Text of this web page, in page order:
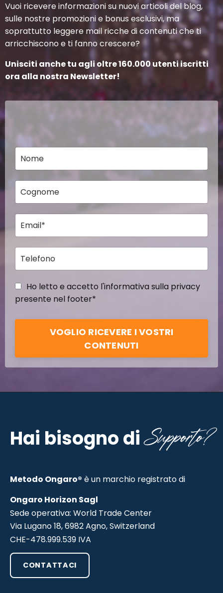
Vuoi ricevere informazioni su nuovi articoli del blog,
sulle nostre promozioni e bonus esclusivi, ma
soprattutto leggere mail ricche di contenuti che ti
arricchiscono e ti fanno crescere?
Unisciti anche tu agli oltre 160.000 utenti iscritti
ora alla nostra Newsletter!
Ho letto e accetto l'informativa sulla privacy
presente nel footer*
VOGLIO RICEVERE I VOSTRI
CONTENUTI
Hai bisogno diSupporto?
Metodo Ongaro® è un marchio registrato di
Ongaro Horizon Sagl
Sede operativa: World Trade Center
Via Lugano 18, 6982 Agno, Switzerland
CHE-478.999.539 IVA
CONTATTACI